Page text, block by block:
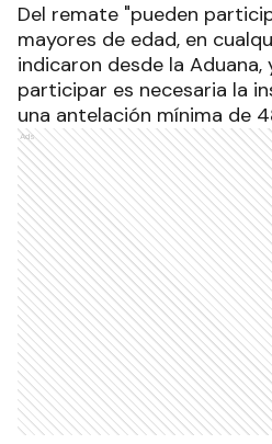
Del remate "pueden
mayores de edad, en
indicaron desde la
participar es necesaria la
una antelación mínima de
Ads